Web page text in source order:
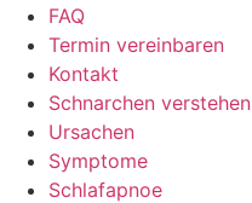
FAQ
Termin vereinbaren
Kontakt
Schnarchen verstehen
Ursachen
Symptome
Schlafapnoe